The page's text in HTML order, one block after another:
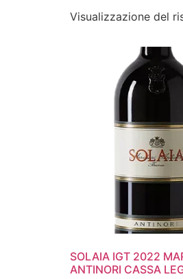
Visualizzazione del
SOLAIA IGT 2022
ANTINORI CASSA